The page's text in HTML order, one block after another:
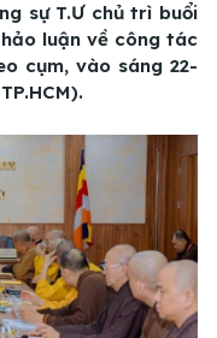
sự T.Ư chủ trì buổi
luận về công tác
cụm, vào sáng 22-